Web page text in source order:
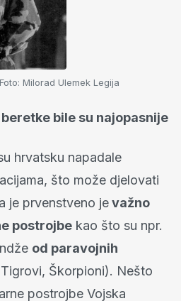
Milorad Ulemek Legija
bile su najopasnije
hrvatsku napadale
što može djelovati
je prvenstveno jevažno
postrojbe kao što su npr.
od paravojnih
Škorpioni). Nešto
postrojbe Vojska